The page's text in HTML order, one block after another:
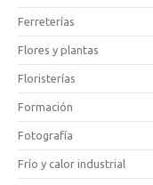
Ferreterías
Flores y plantas
Floristerías
Formación
Fotografía
Frío y calor industrial